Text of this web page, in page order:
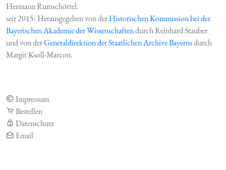
Hermann Rumschöttel.
seit 2015: Herausgegeben von derHistorischen Kommission bei der
Bayerischen Akademie der Wissenschaftendurch Reinhard Stauber
und von derGeneraldirektion der Staatlichen Archive Bayernsdurch
Margit Ksoll-Marcon.
Impressum
Bestellen
Datenschutz
Email